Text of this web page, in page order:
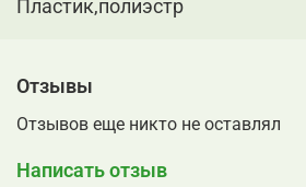
Пластик,полиэстр
Отзывы
Отзывов еще никто не оставлял
Написать отзыв